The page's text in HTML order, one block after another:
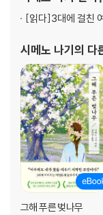
[읽다]3대에 걸친
시메노 나기 의 다
그해 푸른 벚나무